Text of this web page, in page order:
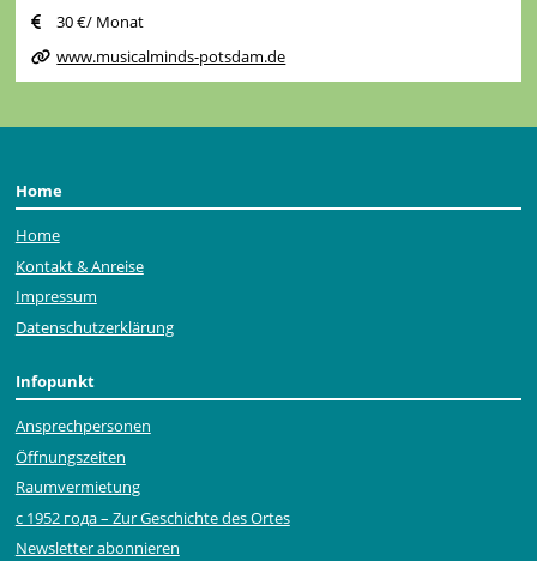
30 €/ Monat
www.musicalminds-potsdam.de
Home
Home
Kontakt & Anreise
Impressum
Datenschutzerklärung
Infopunkt
Ansprechpersonen
Öffnungszeiten
Raumvermietung
с 1952 года – Zur Geschichte des Ortes
Newsletter abonnieren